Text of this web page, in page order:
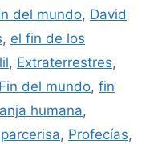
del mundo, David
, el fin de los
, Extraterrestres,
Fin del mundo, fin
humana,
parcerisa, Profecías,